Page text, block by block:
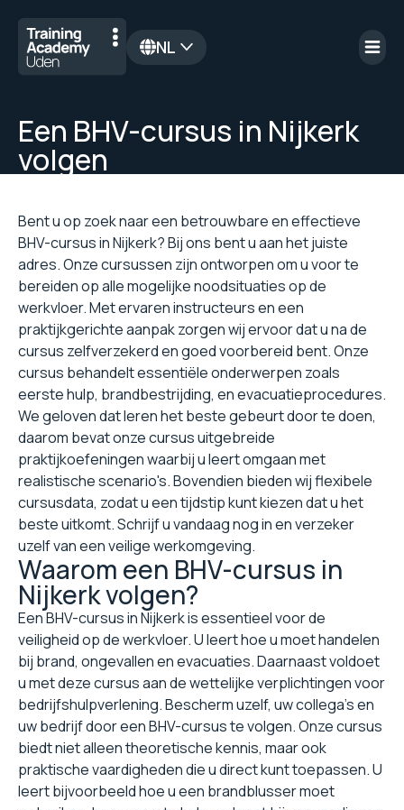
NL
Een BHV-cursus in Nijkerk
volgen
Bent u op zoek naar een betrouwbare en effectieve
BHV-cursus in Nijkerk? Bij ons bent u aan het juiste
adres. Onze cursussen zijn ontworpen om u voor te
bereiden op alle mogelijke noodsituaties op de
werkvloer. Met ervaren instructeurs en een
praktijkgerichte aanpak zorgen wij ervoor dat u na de
cursus zelfverzekerd en goed voorbereid bent. Onze
cursus behandelt essentiële onderwerpen zoals
eerste hulp, brandbestrijding, en evacuatieprocedures.
We geloven dat leren het beste gebeurt door te doen,
daarom bevat onze cursus uitgebreide
praktijkoefeningen waarbij u leert omgaan met
realistische scenario's. Bovendien bieden wij flexibele
cursusdata, zodat u een tijdstip kunt kiezen dat u het
beste uitkomt. Schrijf u vandaag nog in en verzeker
uzelf van een veilige werkomgeving.
Waarom een BHV-cursus in
Nijkerk volgen?
Een BHV-cursus in Nijkerk is essentieel voor de
veiligheid op de werkvloer. U leert hoe u moet handelen
bij brand, ongevallen en evacuaties. Daarnaast voldoet
u met deze cursus aan de wettelijke verplichtingen voor
bedrijfshulpverlening. Bescherm uzelf, uw collega's en
uw bedrijf door een BHV-cursus te volgen. Onze cursus
biedt niet alleen theoretische kennis, maar ook
praktische vaardigheden die u direct kunt toepassen. U
leert bijvoorbeeld hoe u een brandblusser moet